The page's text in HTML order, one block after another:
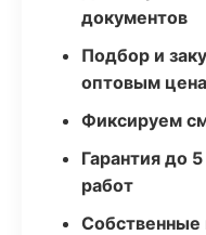
документов
Подбор и
оптовым
Фиксируем
Гарантия до
работ
Собственные